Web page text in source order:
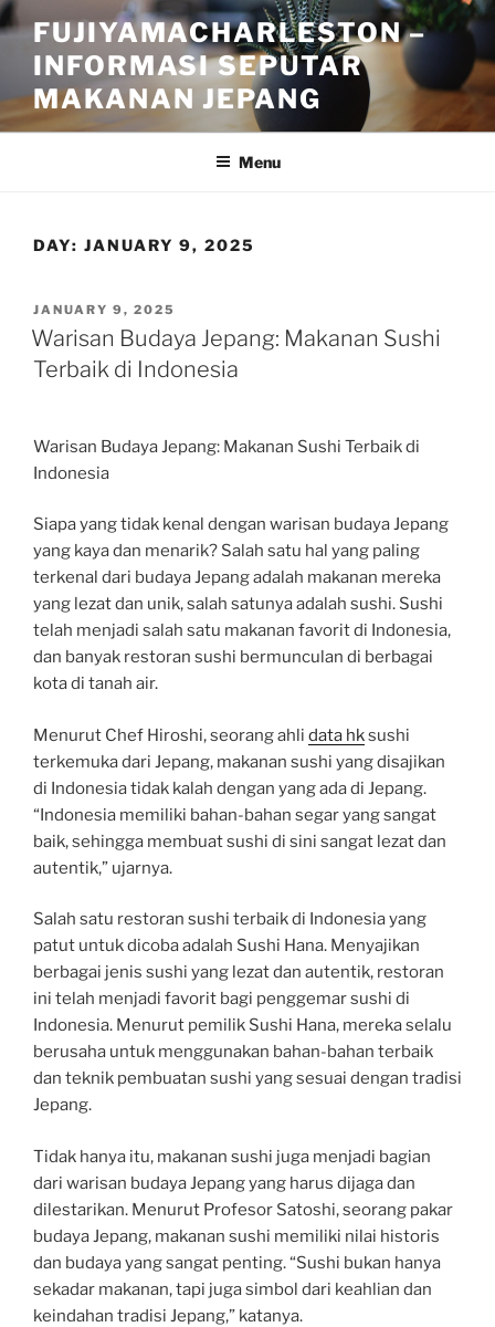
Skip
to
content
FUJIYAMACHARLESTON –
INFORMASI SEPUTAR
MAKANAN JEPANG
Menu
DAY: JANUARY 9, 2025
POSTED
ON
JANUARY 9, 2025
Warisan Budaya Jepang: Makanan Sushi
Terbaik di Indonesia
Warisan Budaya Jepang: Makanan Sushi Terbaik di
Indonesia
Siapa yang tidak kenal dengan warisan budaya Jepang
yang kaya dan menarik? Salah satu hal yang paling
terkenal dari budaya Jepang adalah makanan mereka
yang lezat dan unik, salah satunya adalah sushi. Sushi
telah menjadi salah satu makanan favorit di Indonesia,
dan banyak restoran sushi bermunculan di berbagai
kota di tanah air.
Menurut Chef Hiroshi, seorang ahli data hksushi
terkemuka dari Jepang, makanan sushi yang disajikan
di Indonesia tidak kalah dengan yang ada di Jepang.
“Indonesia memiliki bahan-bahan segar yang sangat
baik, sehingga membuat sushi di sini sangat lezat dan
autentik,” ujarnya.
Salah satu restoran sushi terbaik di Indonesia yang
patut untuk dicoba adalah Sushi Hana. Menyajikan
berbagai jenis sushi yang lezat dan autentik, restoran
ini telah menjadi favorit bagi penggemar sushi di
Indonesia. Menurut pemilik Sushi Hana, mereka selalu
berusaha untuk menggunakan bahan-bahan terbaik
dan teknik pembuatan sushi yang sesuai dengan tradisi
Jepang.
Tidak hanya itu, makanan sushi juga menjadi bagian
dari warisan budaya Jepang yang harus dijaga dan
dilestarikan. Menurut Profesor Satoshi, seorang pakar
budaya Jepang, makanan sushi memiliki nilai historis
dan budaya yang sangat penting. “Sushi bukan hanya
sekadar makanan, tapi juga simbol dari keahlian dan
keindahan tradisi Jepang,” katanya.